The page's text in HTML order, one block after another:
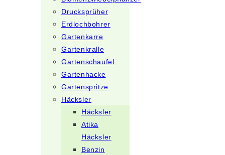
Drucksprüher
Erdlochbohrer
Gartenkarre
Gartenkralle
Gartenschaufel
Gartenhacke
Gartenspritze
Häcksler
Häcksler
Atika
Häcksler
Benzin